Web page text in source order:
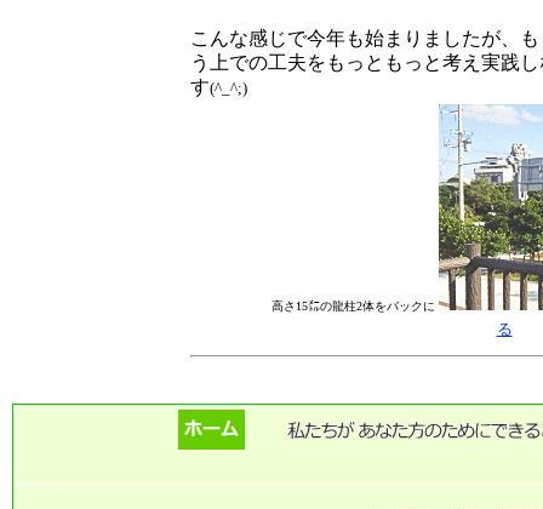
こんな感じで今年も始まりましたが、
う上での工夫をもっともっと考え実践
す(^_^;)
高さ15㍍の龍柱2体をバックに
る